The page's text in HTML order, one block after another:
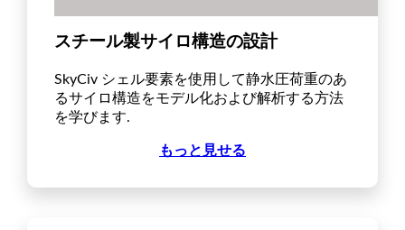
スチール製サイロ構造の設計
SkyCiv シェル要素を使用して静水圧荷重のあ
るサイロ構造をモデル化および解析する方法
を学びます.
もっと見せる